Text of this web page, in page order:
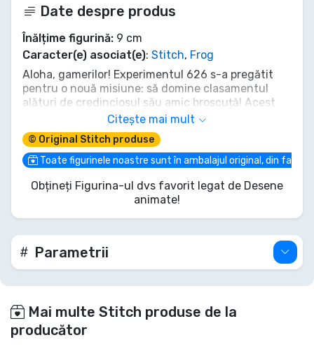
Date despre produs
Înălțime figurină: 9 cm
Caracter(e) asociat(e): Stitch, Frog
Aloha, gamerilor! Experimentul 626 s-a pregătit
pentru o nouă misiune: să domine clasamentul
alături de credinciosul său amic broscuță! Acest
pachet Funko POP! & Tricou îl surprinde pe Stitch
în plin mod 'Game Time'. Echipează-te cu tricoul
genial și lasă-l pe Gamer Stitch să aducă puțin
haos intergalactic (și scoruri mari!) în colecția ta. E
echipamentul perfect pentru orice fan gata să-și
urce 'Ohana' la nivelul următor. Nu lăsa acest
Citește mai mult
© Original Stitch produse
Toate figurinele noastre sunt în ambalajul original, din fabrică
Obțineți Figurina-ul dvs favorit legat de Desene
animate!
Parametrii
Mai multe Stitch produse de la
producător